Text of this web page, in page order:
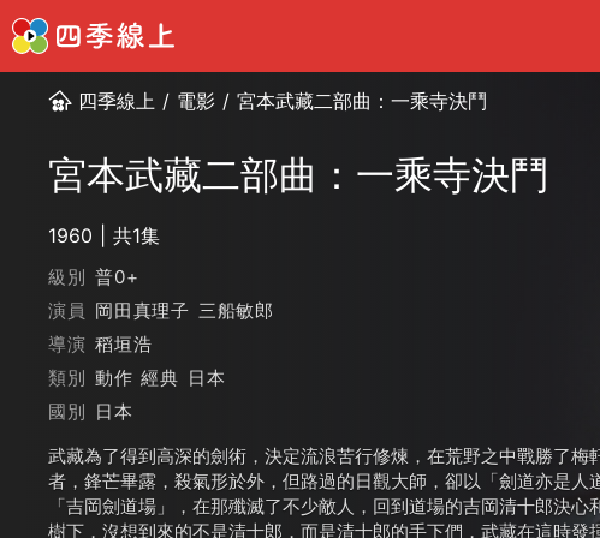
四季線上 / 電影 / 宮本武藏二部曲：一乘寺決鬥
宮本武藏二部曲：一乘寺決鬥
1960 共1集
級別 普0+
演員 岡田真理子 三船敏郎
導演 稻垣浩
類別 動作 經典 日本
國別 日本
武藏為了得到高深的劍術，決定流浪苦行修煉，在荒野之中戰勝了梅
者，鋒芒畢露，殺氣形於外，但路過的日觀大師，卻以「劍道亦是人
「吉岡劍道場」，在那殲滅了不少敵人，回到道場的吉岡清十郎決
樹下，沒想到來的不是清十郎，而是清十郎的手下們，武藏在這時發